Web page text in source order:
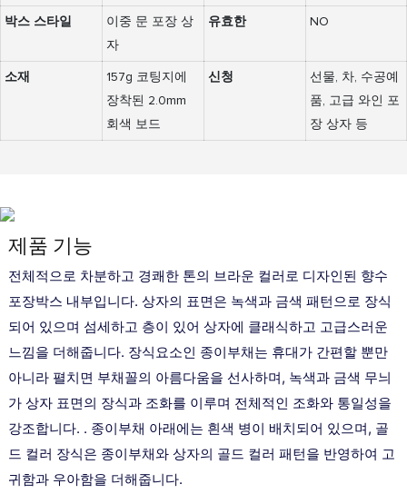
박스 스타일
이중 문 포장 상
자
유효한 NO
소재
157g 코팅지에
장착된 2.0mm
회색 보드
신청
선물, 차, 수공예
품, 고급 와인 포
장 상자 등
제품 기능
전체적으로 차분하고 경쾌한 톤의 브라운 컬러로 디자인된 향수
포장박스 내부입니다. 상자의 표면은 녹색과 금색 패턴으로 장식
되어 있으며 섬세하고 층이 있어 상자에 클래식하고 고급스러운
느낌을 더해줍니다. 장식요소인 종이부채는 휴대가 간편할 뿐만
아니라 펼치면 부채꼴의 아름다움을 선사하며, 녹색과 금색 무늬
가 상자 표면의 장식과 조화를 이루며 전체적인 조화와 통일성을
강조합니다. . 종이부채 아래에는 흰색 병이 배치되어 있으며, 골
드 컬러 장식은 종이부채와 상자의 골드 컬러 패턴을 반영하여 고
귀함과 우아함을 더해줍니다.